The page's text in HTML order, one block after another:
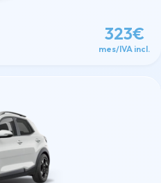
323€
mes/IVA incl.